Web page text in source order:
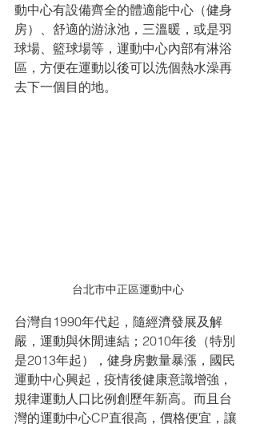
動中心有設備齊全的體適能中心（健身
房）、舒適的游泳池，三溫暖，或是羽
球場、籃球場等，運動中心內部有淋浴
區，方便在運動以後可以洗個熱水澡再
去下一個目的地。
台北市中正區運動中心
台灣自1990年代起，隨經濟發展及解
嚴，運動與休閒連結；2010年後（特別
是2013年起），健身房數量暴漲，國民
運動中心興起，疫情後健康意識增強，
規律運動人口比例創歷年新高。而且台
灣的運動中心CP直很高，價格便宜，讓